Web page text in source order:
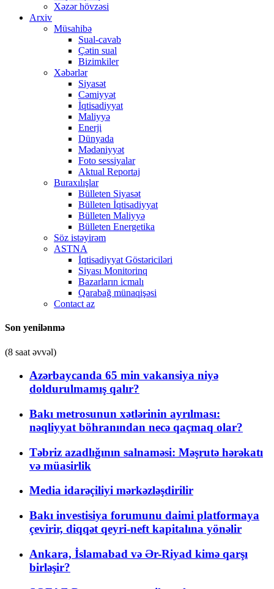
Xəzər hövzəsi
Arxiv
Müsahibə
Sual-cavab
Çətin sual
Bizimkiler
Xəbərlər
Siyasət
Cəmiyyət
İqtisadiyyat
Maliyyə
Enerji
Dünyada
Mədəniyyət
Foto sessiyalar
Aktual Reportaj
Buraxılışlar
Bülleten Siyasət
Bülleten İqtisadiyyat
Bülleten Maliyyə
Bülleten Energetika
Söz istəyirəm
ASTNA
İqtisadiyyat Göstəriciləri
Siyası Monitorinq
Bazarların icmalı
Qarabağ münaqişəsi
Contact az
Son yenilənmə
(8 saat əvvəl)
Azərbaycanda 65 min vakansiya niyə
doldurulmamış qalır?
Bakı metrosunun xətlərinin ayrılması:
nəqliyyat böhranından necə qaçmaq olar?
Təbriz azadlığının salnaməsi: Məşrutə hərəkatı
və müasirlik
Media idarəçiliyi mərkəzləşdirilir
Bakı investisiya forumunu daimi platformaya
çevirir, diqqət qeyri-neft kapitalına yönəlir
Ankara, İslamabad və Ər-Riyad kimə qarşı
birləşir?